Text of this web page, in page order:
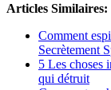
Articles Similaires:
Comment
Secrètement
5 Les choses
qui détruit